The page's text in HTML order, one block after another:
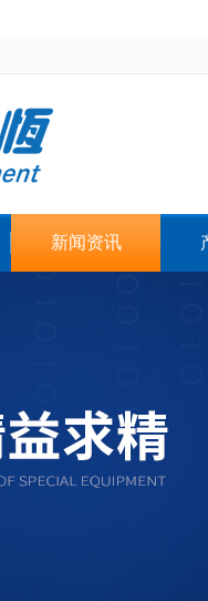
新闻资讯